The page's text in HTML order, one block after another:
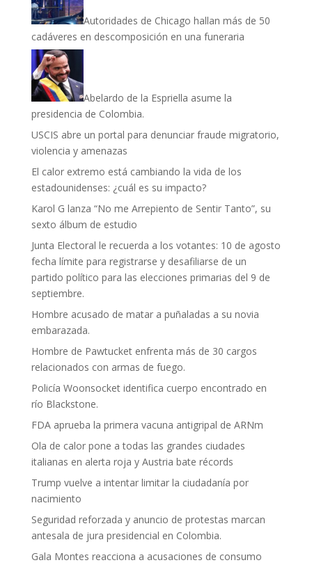
Autoridades de Chicago hallan más de 50
cadáveres en descomposición en una funeraria
Abelardo de la Espriella asume la
presidencia de Colombia.
USCIS abre un portal para denunciar fraude migratorio,
violencia y amenazas
El calor extremo está cambiando la vida de los
estadounidenses: ¿cuál es su impacto?
Karol G lanza “No me Arrepiento de Sentir Tanto”, su
sexto álbum de estudio
Junta Electoral le recuerda a los votantes: 10 de agosto
fecha límite para registrarse y desafiliarse de un
partido político para las elecciones primarias del 9 de
septiembre.
Hombre acusado de matar a puñaladas a su novia
embarazada.
Hombre de Pawtucket enfrenta más de 30 cargos
relacionados con armas de fuego.
Policía Woonsocket identifica cuerpo encontrado en
río Blackstone.
FDA aprueba la primera vacuna antigripal de ARNm
Ola de calor pone a todas las grandes ciudades
italianas en alerta roja y Austria bate récords
Trump vuelve a intentar limitar la ciudadanía por
nacimiento
Seguridad reforzada y anuncio de protestas marcan
antesala de jura presidencial en Colombia.
Gala Montes reacciona a acusaciones de consumo